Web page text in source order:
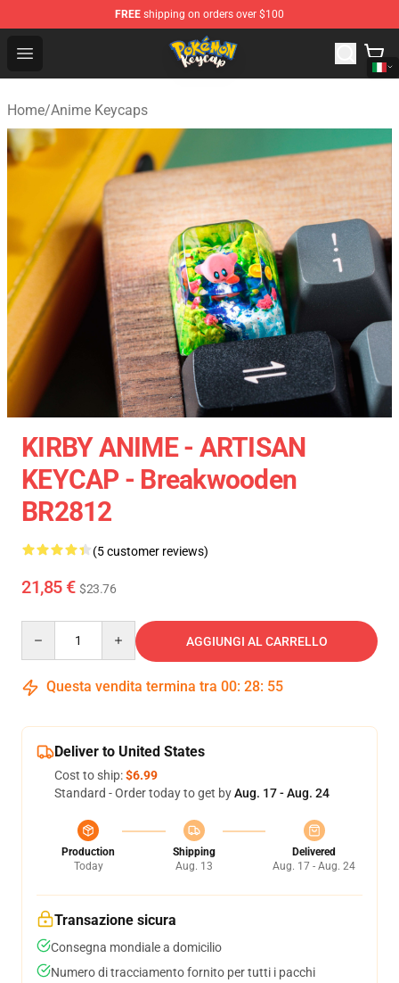
FREE shipping on orders over $100
Open menu
Pokemon Keycap Shop - The Best Store of Pokemon
Home/Anime Keycaps
KIRBY ANIME - ARTISAN
KEYCAP - Breakwooden
BR2812
(5 customer reviews)
21,85 € $23.76
AGGIUNGI AL CARRELLO
Questa vendita termina tra 00: 28: 54
Deliver to United States
Cost to ship:$6.99
Standard - Order today to get byAug. 17 - Aug. 24
Production
Today
Shipping
Aug. 13
Delivered
Aug. 17 - Aug. 24
Transazione sicura
Consegna mondiale a domicilio
Numero di tracciamento fornito per tutti i pacchi